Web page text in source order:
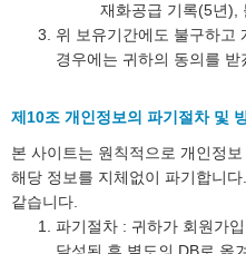
재화공급 기록(5년),
위 보유기간에도 불구하고
경우에는 귀하의 동의를 받
제10조 개인정보의 파기절차 및
본 사이트는 원칙적으로 개인정
해당 정보를 지체없이 파기합니
같습니다.
파기절차 : 귀하가 회원가